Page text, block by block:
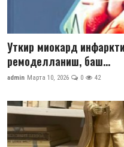
Уткир миокард
ремоделланиш, баш...
admin Марта 10, 2026 0 42